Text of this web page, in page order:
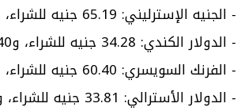
- الجنيه الإسترليني: 65.19 جنيه للشراء، و65.47 جنيه للبيع.
- الدولار الكندي: 34.28 جنيه للشراء، و34.40 جنيه للبيع.
- الفرنك السويسري: 60.40 جنيه للشراء، و60.73 جنيه للبيع.
- الدولار الأسترالي: 33.81 جنيه للشراء، و34.00 جنيه للبيع.